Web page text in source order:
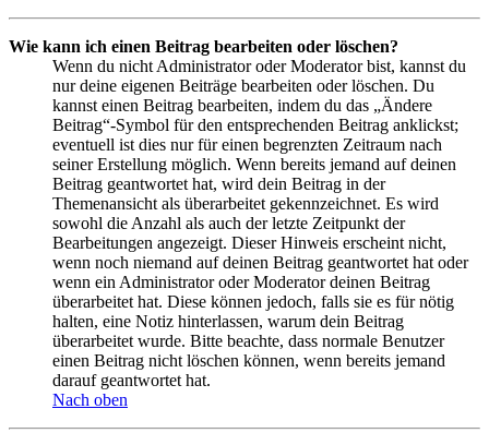
Wie kann ich einen Beitrag bearbeiten oder löschen?
Wenn du nicht Administrator oder Moderator bist, kannst du
nur deine eigenen Beiträge bearbeiten oder löschen. Du
kannst einen Beitrag bearbeiten, indem du das „Ändere
Beitrag“-Symbol für den entsprechenden Beitrag anklickst;
eventuell ist dies nur für einen begrenzten Zeitraum nach
seiner Erstellung möglich. Wenn bereits jemand auf deinen
Beitrag geantwortet hat, wird dein Beitrag in der
Themenansicht als überarbeitet gekennzeichnet. Es wird
sowohl die Anzahl als auch der letzte Zeitpunkt der
Bearbeitungen angezeigt. Dieser Hinweis erscheint nicht,
wenn noch niemand auf deinen Beitrag geantwortet hat oder
wenn ein Administrator oder Moderator deinen Beitrag
überarbeitet hat. Diese können jedoch, falls sie es für nötig
halten, eine Notiz hinterlassen, warum dein Beitrag
überarbeitet wurde. Bitte beachte, dass normale Benutzer
einen Beitrag nicht löschen können, wenn bereits jemand
darauf geantwortet hat.
Nach oben